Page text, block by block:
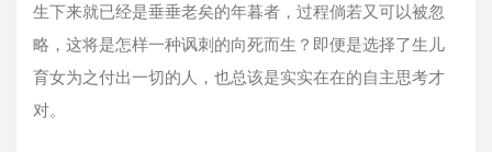
生下来就已经是垂垂老矣的年暮者，过程倘若又可以被忽
略，这将是怎样一种讽刺的向死而生？即便是选择了生儿
育女为之付出一切的人，也总该是实实在在的自主思考才
对。